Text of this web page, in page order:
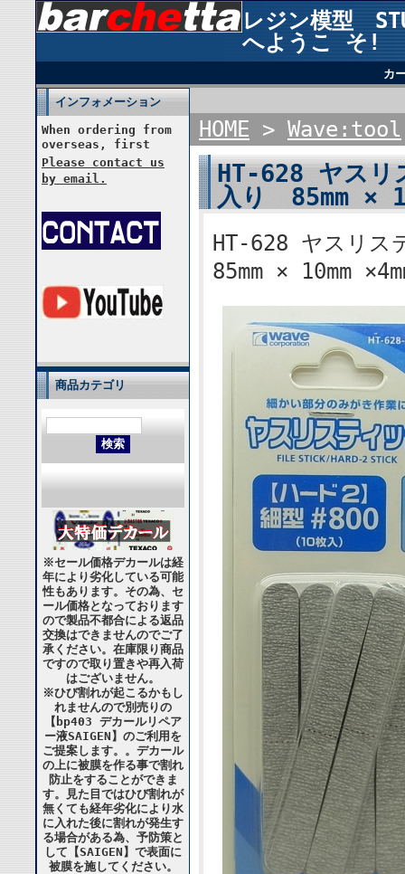
レジン模型
へようこ そ!
カ
インフォメーション
When ordering from
overseas, first
Please contact us
by email.
商品カテゴリ
※セール価格デカールは経
年により劣化している可能
性もあります。その為、セ
ール価格となっております
ので製品不都合による返品
交換はできませんのでご了
承ください。在庫限り商品
ですので取り置きや再入荷
はございません。
※ひび割れが起こるかもし
れませんので別売りの
【bp403 デカールリペア
ー液SAIGEN】のご利用を
ご提案します。。デカール
の上に被膜を作る事で割れ
防止をすることができま
す。見た目ではひび割れが
無くても経年劣化により水
に入れた後に割れが発生す
る場合がある為、予防策と
して【SAIGEN】で表面に
被膜を施してください。
HOME > Wave:tool
HT-628 ヤスリ
入り 85mm ×
HT-628 ヤスリ
85mm × 10mm